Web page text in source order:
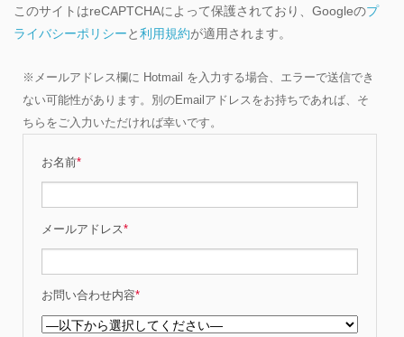
このサイトはreCAPTCHAによって保護されており、Googleのプ
ライバシーポリシーと利用規約が適用されます。
※メールアドレス欄に Hotmail を入力する場合、エラーで送信でき
ない可能性があります。別のEmailアドレスをお持ちであれば、そ
ちらをご入力いただければ幸いです。
お名前*
メールアドレス*
お問い合わせ内容*